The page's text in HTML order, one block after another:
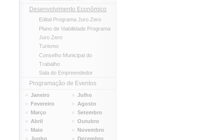
Desenvolvimento Econômico
Edital Programa Juro Zero
Plano de Viabilidade Programa
Juro Zero
Turismo
Conselho Municipal do
Trabalho
Sala do Empreendedor
Programação de Eventos
Janeiro
Fevereiro
Março
Abril
Maio
Junho
Julho
Agosto
Setembro
Outubro
Novembro
Dezembro